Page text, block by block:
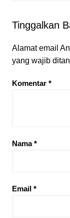
Tinggalkan
Alamat email
yang wajib
Komentar *
Nama*
Email *